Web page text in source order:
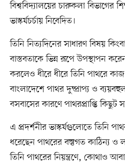
বিশ্ববিদ্যালয়ের চারুকলা বিভাগের
ভাস্কর্যচর্চায় নিবেদিত।
তিনি নিত্যদিনের সাধারণ বিষয়
বাস্তবতাকে ভিন্ন রূপে উপস্থাপন
করলেও ধীরে ধীরে তিনি পাথরে
বাংলাদেশে পাথর দুষ্প্রাপ্য ও
বসবাসের কারণে পাথরপ্রাপ্তি
এ প্রদর্শনীর ভাস্কর্যগুলোতে তিনি
ধরেছেন পাথরের বস্তুগত কাঠিন্য
তিনি পাথরের নিয়ন্ত্রণে, কোথাও